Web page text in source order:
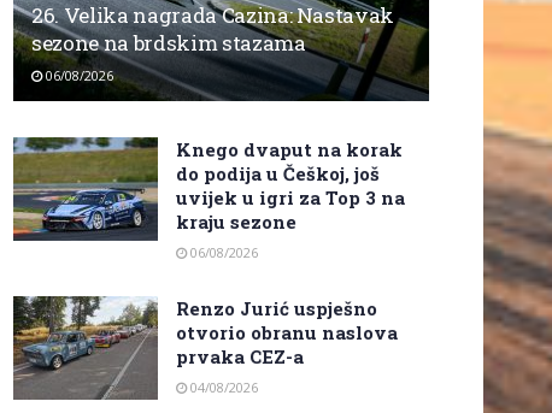
26. Velika nagrada Cazina: Nastavak
sezone na brdskim stazama
06/08/2026
Knego dvaput na korak
do podija u Češkoj, još
uvijek u igri za Top 3 na
kraju sezone
06/08/2026
Renzo Jurić uspješno
otvorio obranu naslova
prvaka CEZ-a
04/08/2026